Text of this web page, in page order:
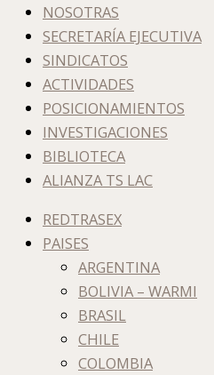
NOSOTRAS
SECRETARÍA EJECUTIVA
SINDICATOS
ACTIVIDADES
POSICIONAMIENTOS
INVESTIGACIONES
BIBLIOTECA
ALIANZA TS LAC
REDTRASEX
PAISES
ARGENTINA
BOLIVIA – WARMI
BRASIL
CHILE
COLOMBIA